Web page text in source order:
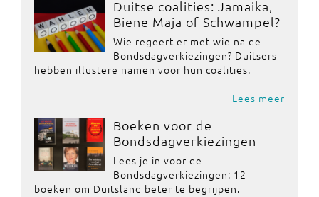
Duitse coalities: Jamaika,
Biene Maja of Schwampel?
Wie regeert er met wie na de
Bondsdagverkiezingen? Duitsers
hebben illustere namen voor hun coalities.
Lees meer
Boeken voor de
Bondsdagverkiezingen
Lees je in voor de
Bondsdagverkiezingen: 12
boeken om Duitsland beter te begrijpen.